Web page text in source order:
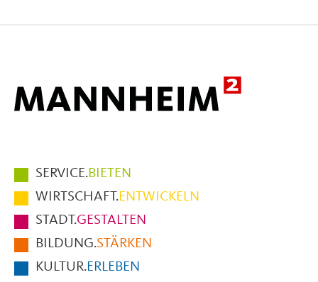
Hauptmenüpunkte
im
Fußbereich
der
Seite
SERVICE.BIETEN
WIRTSCHAFT.ENTWICKELN
STADT.GESTALTEN
BILDUNG.STÄRKEN
KULTUR.ERLEBEN